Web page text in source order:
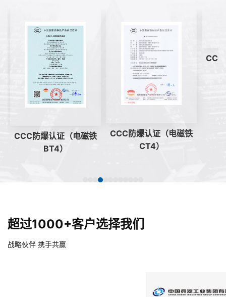
CCC防爆认证（电磁铁
BT4）
CCC防爆认证（电磁铁
CT4）
CCC
超过1000+客户选择我们
战略伙伴 携手共赢